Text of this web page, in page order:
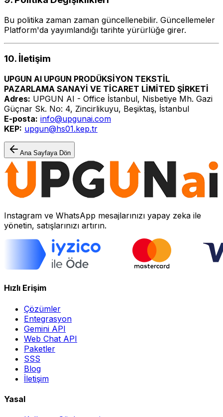
Bu politika zaman zaman güncellenebilir. Güncellemeler
Platform'da yayımlandığı tarihte yürürlüğe girer.
10. İletişim
UPGUN AI UPGUN PRODÜKSİYON TEKSTİL
PAZARLAMA SANAYİ VE TİCARET LİMİTED ŞİRKETİ
Adres: UPGUN AI - Office İstanbul, Nisbetiye Mh. Gazi
Güçnar Sk. No: 4, Zincirlikuyu, Beşiktaş, İstanbul
E-posta: info@upgunai.com
KEP: upgun@hs01.kep.tr
Ana Sayfaya Dön
Instagram ve WhatsApp mesajlarınızı yapay zeka ile
yönetin, satışlarınızı artırın.
Hızlı Erişim
Çözümler
Entegrasyon
Gemini API
Web Chat API
Paketler
SSS
Blog
İletişim
Yasal